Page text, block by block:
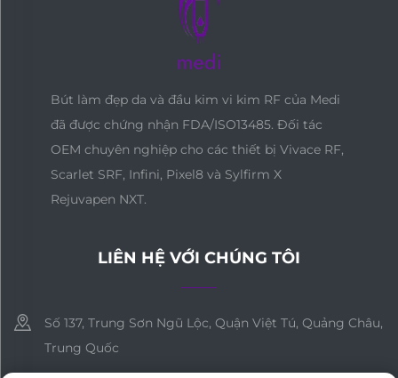
Bút làm đẹp da và đầu kim vi kim RF của Medi
đã được chứng nhận FDA/ISO13485. Đối tác
OEM chuyên nghiệp cho các thiết bị Vivace RF,
Scarlet SRF, Infini, Pixel8 và Sylfirm X
Rejuvapen NXT.
LIÊN HỆ VỚI CHÚNG TÔI
Số 137, Trung Sơn Ngũ Lộc, Quận Việt Tú, Quảng Châu,
Trung Quốc